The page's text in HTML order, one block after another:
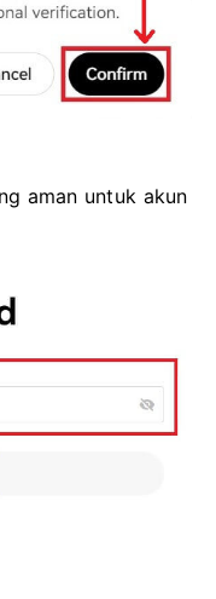
aman untuk akun